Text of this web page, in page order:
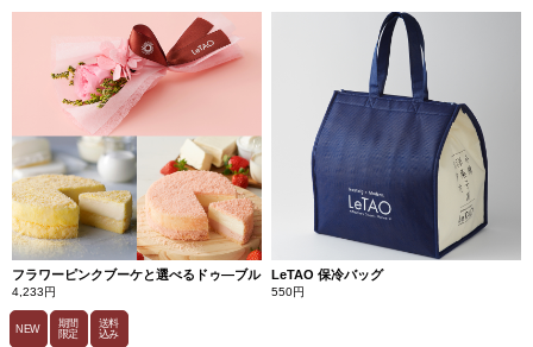
フラワーピンクブーケと選べるドゥ―ブル
4,233円
NEW
期間
限定
送料
込み
LeTAO 保冷バッグ
550円